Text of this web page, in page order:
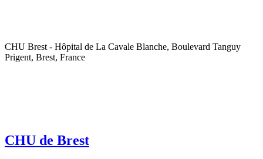
CHU Brest - Hôpital de La Cavale Blanche, Boulevard Tanguy
Prigent, Brest, France
CHU de Brest